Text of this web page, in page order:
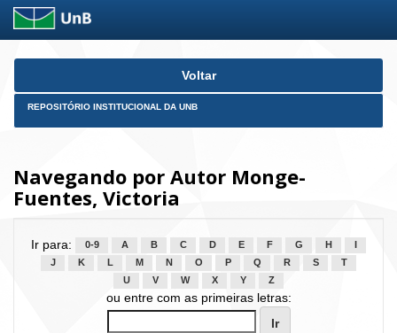
Skip
Voltar
REPOSITÓRIO INSTITUCIONAL DA UNB
Navegando por Autor Monge-
Fuentes, Victoria
Ir para: 0-9 A B C D E F G H
J
K L M N O P Q R S
T
U
V W X Y Z
ou entre com as primeiras letras: